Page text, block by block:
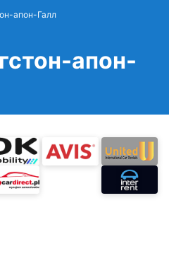
апон-Галл
апон-